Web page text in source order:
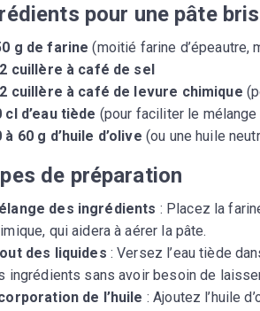
pour une pâte
g de farine (moitié farine d’épeautre,
cuillère à café de sel
cuillère à café de levure chimique
cl d’eau tiède (pour faciliter le
à 60 g d’huile d’olive (ou une huile
de préparation
des ingrédients : Placez la
qui aidera à aérer la pâte.
des liquides : Versez l’eau tiède
ingrédients sans avoir besoin de
de l’huile : Ajoutez l’huile